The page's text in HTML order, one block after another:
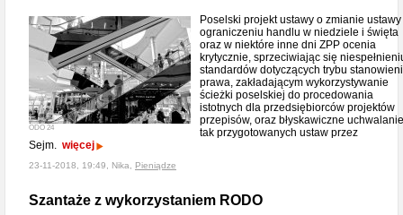
ODO 24
Poselski projekt ustawy o zmianie ustawy
ograniczeniu handlu w niedziele i święta
oraz w niektóre inne dni ZPP ocenia
krytycznie, sprzeciwiając się
standardów dotyczących trybu
prawa, zakładającym wykorzystywanie
ścieżki poselskiej do procedowania
istotnych dla przedsiębiorców projektów
przepisów, oraz błyskawiczne uchwalanie
tak przygotowanych ustaw przez
Sejm. więcej
23-11-2018, 19:49, Nika, Pieniądze
Szantaże z wykorzystaniem RODO